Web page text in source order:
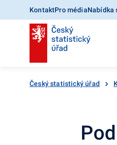
KontaktPro médiaNabídka
Český statistický úřad